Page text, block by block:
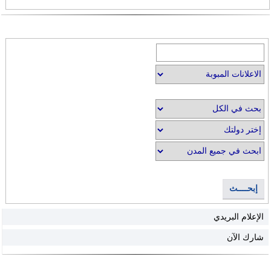
إبحــــث
الإعلام البريدي
شارك الآن